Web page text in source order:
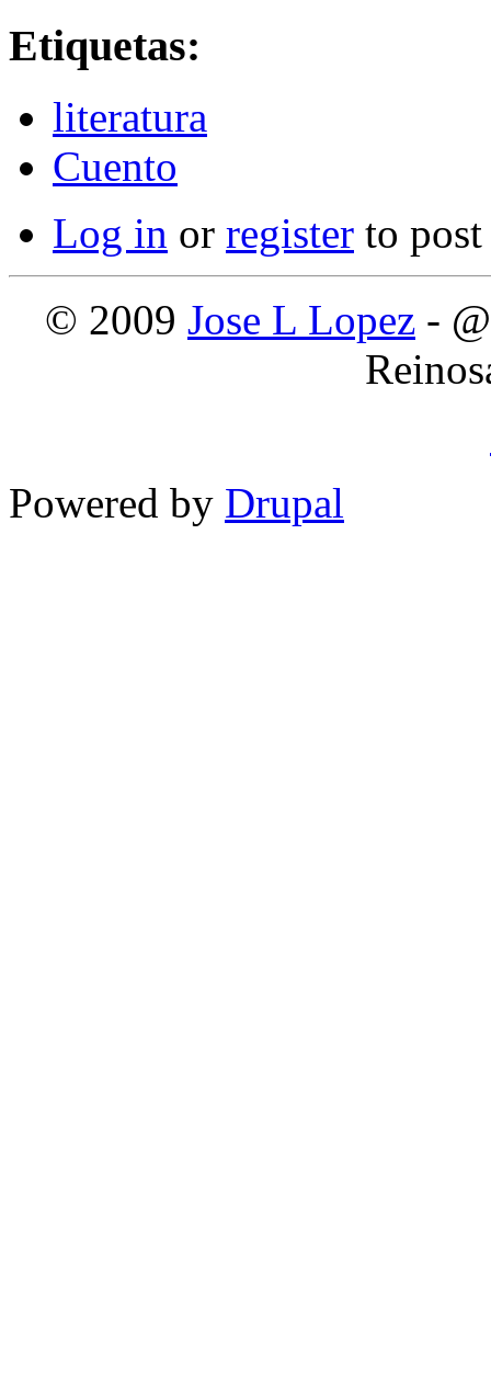
Etiquetas:
literatura
Cuento
Log in or register to
© 2009 Jose L Lopez -
Powered by Drupal